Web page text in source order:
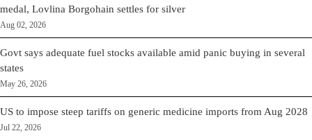
medal, Lovlina Borgohain settles for silver
Aug 02, 2026
Govt says adequate fuel stocks available amid panic buying in several
states
May 26, 2026
US to impose steep tariffs on generic medicine imports from Aug 2028
Jul 22, 2026